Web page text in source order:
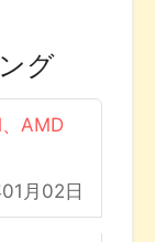
グ
AMD
月02日